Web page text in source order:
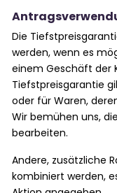
Die
werden, wenn es
einem Geschäft der
Tiefstpreisgarantie
oder für Waren,
Wir bemühen uns,
bearbeiten.
Andere, zusätzliche
kombiniert werden,